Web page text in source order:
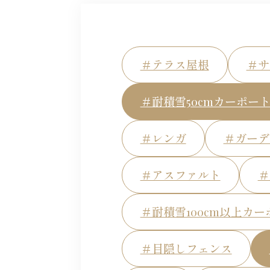
＃テラス屋根 ＃
＃耐積雪50cmカーポート
＃レンガ ＃ガー
＃アスファルト
＃耐積雪100cm以上カー
＃目隠しフェンス